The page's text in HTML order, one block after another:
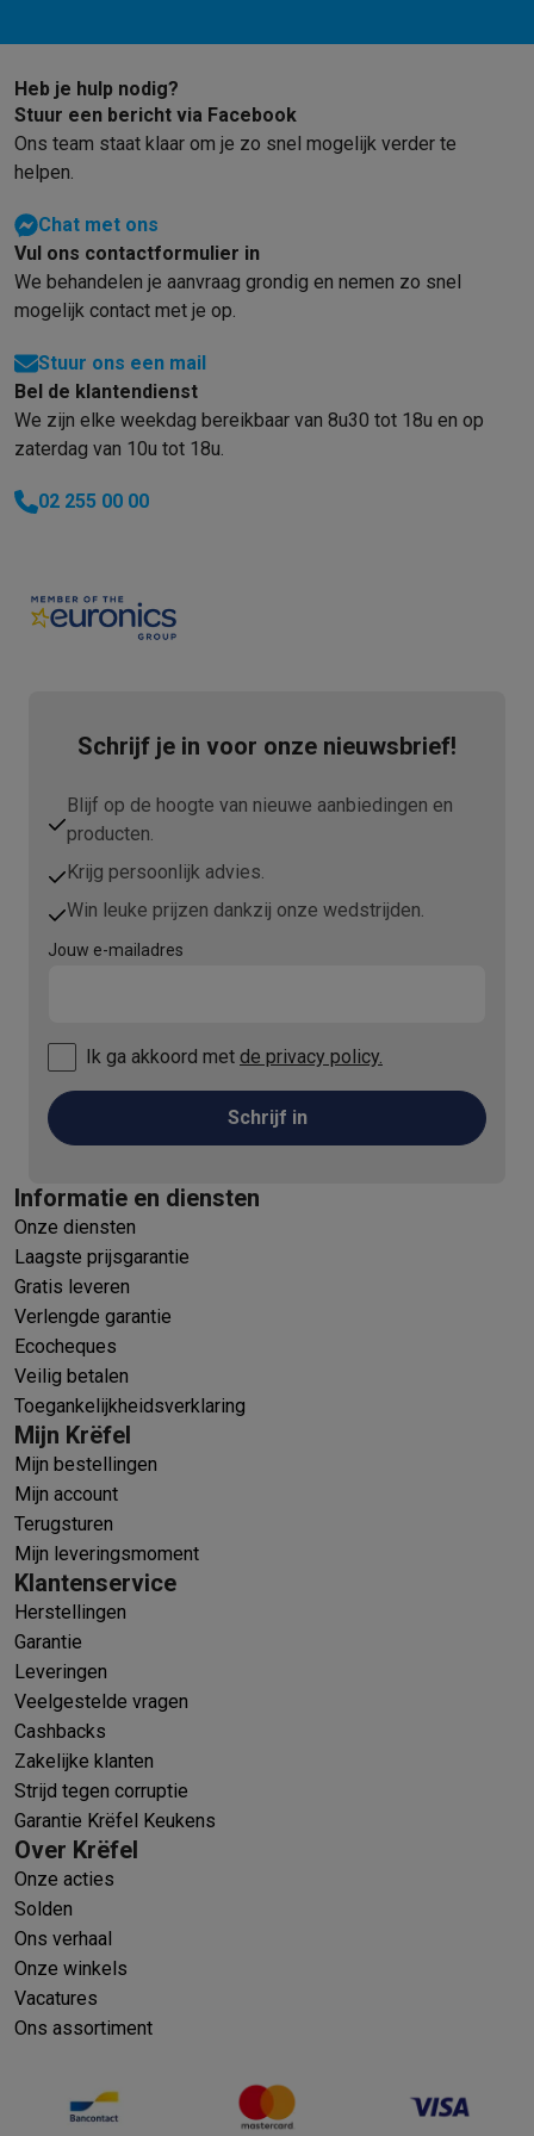
Heb je hulp nodig?
Stuur een bericht via Facebook
Ons team staat klaar om je zo snel mogelijk verder te
helpen.
Chat met ons
Vul ons contactformulier in
We behandelen je aanvraag grondig en nemen zo snel
mogelijk contact met je op.
Stuur ons een mail
Bel de klantendienst
We zijn elke weekdag bereikbaar van 8u30 tot 18u en op
zaterdag van 10u tot 18u.
02 255 00 00
Schrijf je in voor onze nieuwsbrief!
Blijf op de hoogte van nieuwe aanbiedingen en
producten.
Krijg persoonlijk advies.
Win leuke prijzen dankzij onze wedstrijden.
Jouw e-mailadres
Ik ga akkoord met de privacy policy.
Schrijf in
Informatie en diensten
Onze diensten
Laagste prijsgarantie
Gratis leveren
Verlengde garantie
Ecocheques
Veilig betalen
Toegankelijkheidsverklaring
Mijn Krëfel
Mijn bestellingen
Mijn account
Terugsturen
Mijn leveringsmoment
Klantenservice
Herstellingen
Garantie
Leveringen
Veelgestelde vragen
Cashbacks
Zakelijke klanten
Strijd tegen corruptie
Garantie Krëfel Keukens
Over Krëfel
Onze acties
Solden
Ons verhaal
Onze winkels
Vacatures
Ons assortiment